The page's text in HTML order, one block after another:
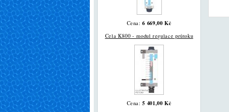
Cena:6 669,00 Kč
Cela K800 - modul regulace průtoku
Cena:5 401,00 Kč